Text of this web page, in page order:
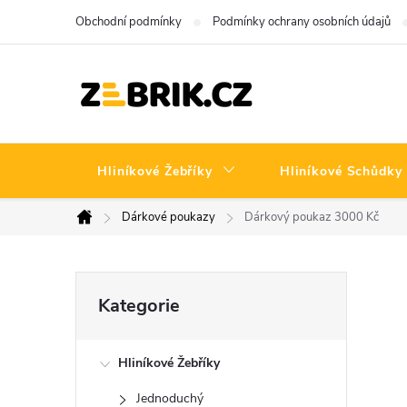
Obchodní podmínky Podmínky ochrany osobních údajů
Hliníkové Žebříky Hliníkové Schůdky
Domů
Dárkové poukazy Dárkový poukaz 3000 Kč
kategorie
Kategorie
Hliníkové Žebříky
Jednoduchý